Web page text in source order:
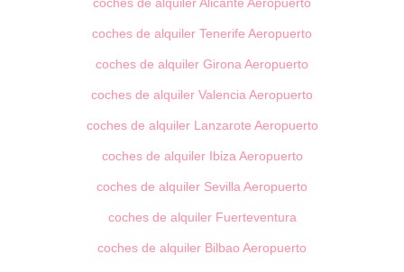
coches de alquiler Tenerife Aeropuerto
coches de alquiler Girona Aeropuerto
coches de alquiler Valencia Aeropuerto
coches de alquiler Lanzarote Aeropuerto
coches de alquiler Ibiza Aeropuerto
coches de alquiler Sevilla Aeropuerto
coches de alquiler Fuerteventura
coches de alquiler Bilbao Aeropuerto